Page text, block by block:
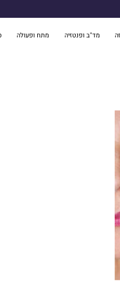
מד"ב ופנטזיה מתח ופעולה